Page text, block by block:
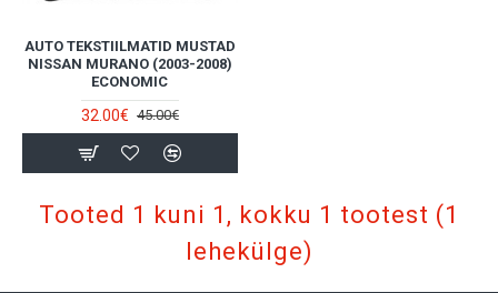
AUTO TEKSTIILMATID MUSTAD
NISSAN MURANO (2003-2008)
ECONOMIC
32.00€ 45.00€
Tooted 1 kuni 1, kokku 1 tootest (1
lehekülge)